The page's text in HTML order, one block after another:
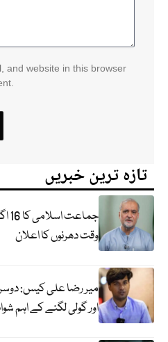
and website in this browser
تازہ ترین خبریں
وقت دھرنوں کا اعلان
میر رضا علی کیس:
اور گولی لگنے کے اہم